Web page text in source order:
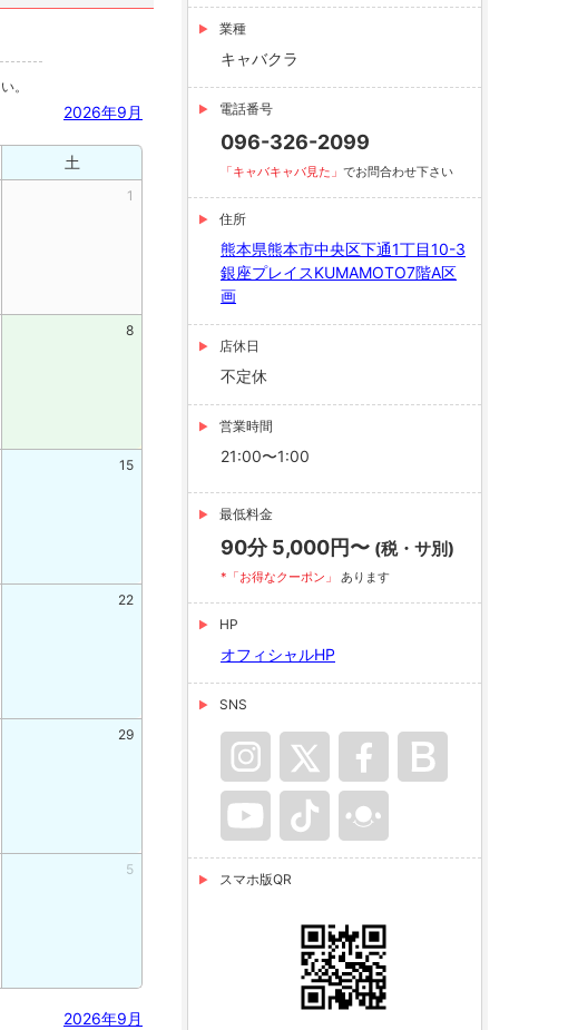
。
2026年9月
土
1
8
15
22
29
5
2026年9月
2026年8月
日 月
30 31
6 7
13
20 21
27 28
業種
キャバクラ
電話番号
096-326-2099
「キャバキャバ見た」 でお問合わせ下さい
住所
熊本県熊本市中央区下通1丁目10-3
銀座プレイスKUMAMOTO7階A区
画
店休日
不定休
営業時間
21:00〜1:00
最低料金
90分 5,000円〜 (税・サ別)
*「お得なクーポン」 あります
HP
オフィシャルHP
SNS
スマホ版QR